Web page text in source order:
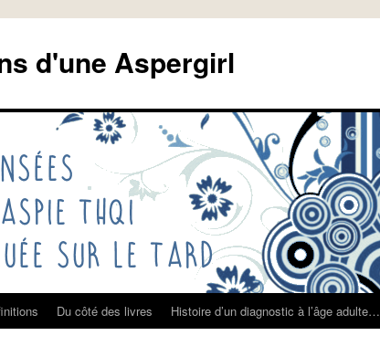
d'une Aspergirl
Du côté des livres Histoire d’un diagnostic à l’âge adulte…